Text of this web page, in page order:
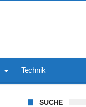
Technik
SUCHE